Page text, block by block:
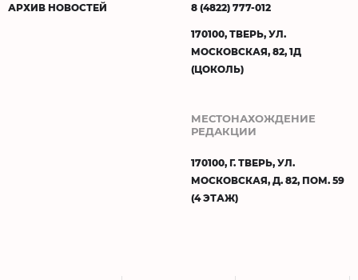
АРХИВ НОВОСТЕЙ 8 (4822) 777-012
170100, ТВЕРЬ, УЛ.
МОСКОВСКАЯ, 82, 1Д
(ЦОКОЛЬ)
МЕСТОНАХОЖДЕНИЕ
РЕДАКЦИИ
170100, Г. ТВЕРЬ, УЛ.
МОСКОВСКАЯ, Д. 82, ПОМ. 59
(4 ЭТАЖ)